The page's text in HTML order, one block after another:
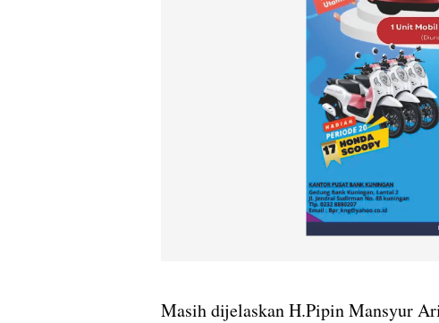
Masih dijelaskan H.Pipin Mansyur